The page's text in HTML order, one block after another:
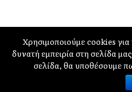
Όροι Χρήσης
Χρησιμοποιούμε cookies
δυνατή εμπειρία στη σελίδα
σελίδα, θα υποθέσουμε